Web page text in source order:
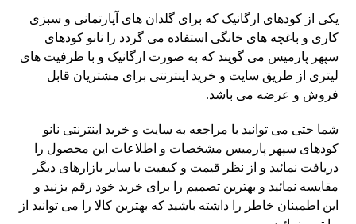
یکی از کودهای ارگانیک که برای گلدان های آپارتمانی و سبزی
کاری و باغچه های خانگی استفاده می گردد را نانو کودهای
سپهر پارمیس می گویند که به صورت ارگانیک و با ظرفیت های
لیتری از طریق سایت و خرید اینترنتی برای مشتریان قابل
فروش و عرضه می باشد.
شما حتی می توانید با مراجعه به سایت و خرید اینترنتی نانو
کودهای سپهر پارمیس مشخصات و اطلاعات این محصول را
دریافت نمائید و از نظر قیمت و کیفیت با سایر بازارهای دیگر
مقایسه نمائید و بهترین تصمیم را برای خرید خود رقم بزنید و
این اطمینان خاطر را داشته باشید که بهترین کالا را می توانید از